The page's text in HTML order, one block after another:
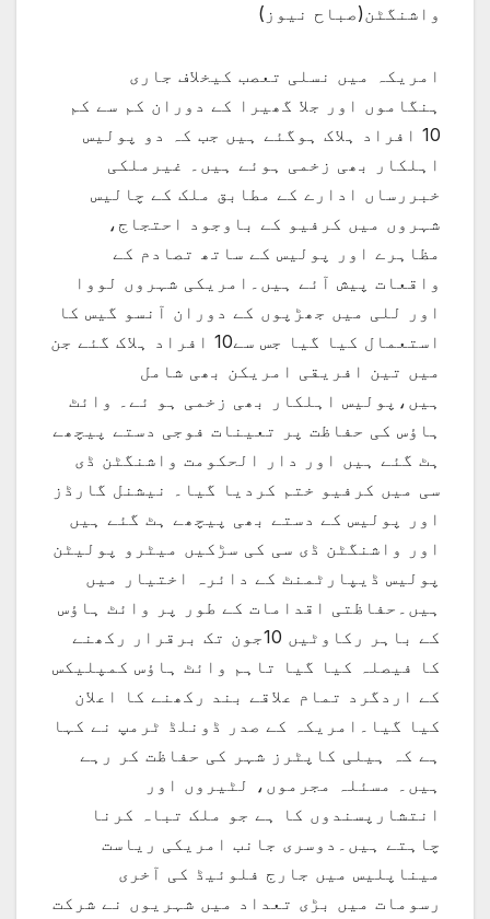
واشنگٹن(صباح نیوز)
امریکہ میں نسلی تعصب کیخلاف جاری
ہنگاموں اور جلا گھیرا کے دوران کم سے کم
10 افراد ہلاک ہوگئے ہیں جب کہ دو پولیس
اہلکار بھی زخمی ہوئے ہیں۔ غیرملکی
خبررساں ادارے کے مطابق ملک کے چالیس
شہروں میں کرفیو کے باوجود احتجاج،
مظاہرے اور پولیس کے ساتھ تصادم کے
واقعات پیش آئے ہیں۔امریکی شہروں لووا
اور للی میں جھڑپوں کے دوران آنسو گیس کا
استعمال کیا گیا جس سے10 افراد ہلاک گئے جن
میں تین افریقی امریکن بھی شامل
ہیں،پولیس اہلکار بھی زخمی ہو ئے۔ وائٹ
ہاؤس کی حفاظت پر تعینات فوجی دستے پیچھے
ہٹ گئے ہیں اور دار الحکومت واشنگٹن ڈی
سی میں کرفیو ختم کردیا گیا۔ نیشنل گارڈز
اور پولیس کے دستے بھی پیچھے ہٹ گئے ہیں
اور واشنگٹن ڈی سی کی سڑکیں میٹرو پولیٹن
پولیس ڈیپارٹمنٹ کے دائرہ اختیار میں
ہیں۔حفاظتی اقدامات کے طور پر وائٹ ہاؤس
کے باہر رکاوٹیں 10جون تک برقرار رکھنے
کا فیصلہ کیا گیا تاہم وائٹ ہاؤس کمپلیکس
کے اردگرد تمام علاقے بند رکھنے کا اعلان
کیا گیا۔امریکہ کے صدر ڈونلڈ ٹرمپ نے کہا
ہے کہ ہیلی کاپٹرز شہر کی حفاظت کر رہے
ہیں۔ مسئلہ مجرموں، لٹیروں اور
انتشارپسندوں کا ہے جو ملک تباہ کرنا
چاہتے ہیں۔دوسری جانب امریکی ریاست
میناپلیس میں جارج فلوئیڈ کی آخری
رسومات میں بڑی تعداد میں شہریوں نے شرکت